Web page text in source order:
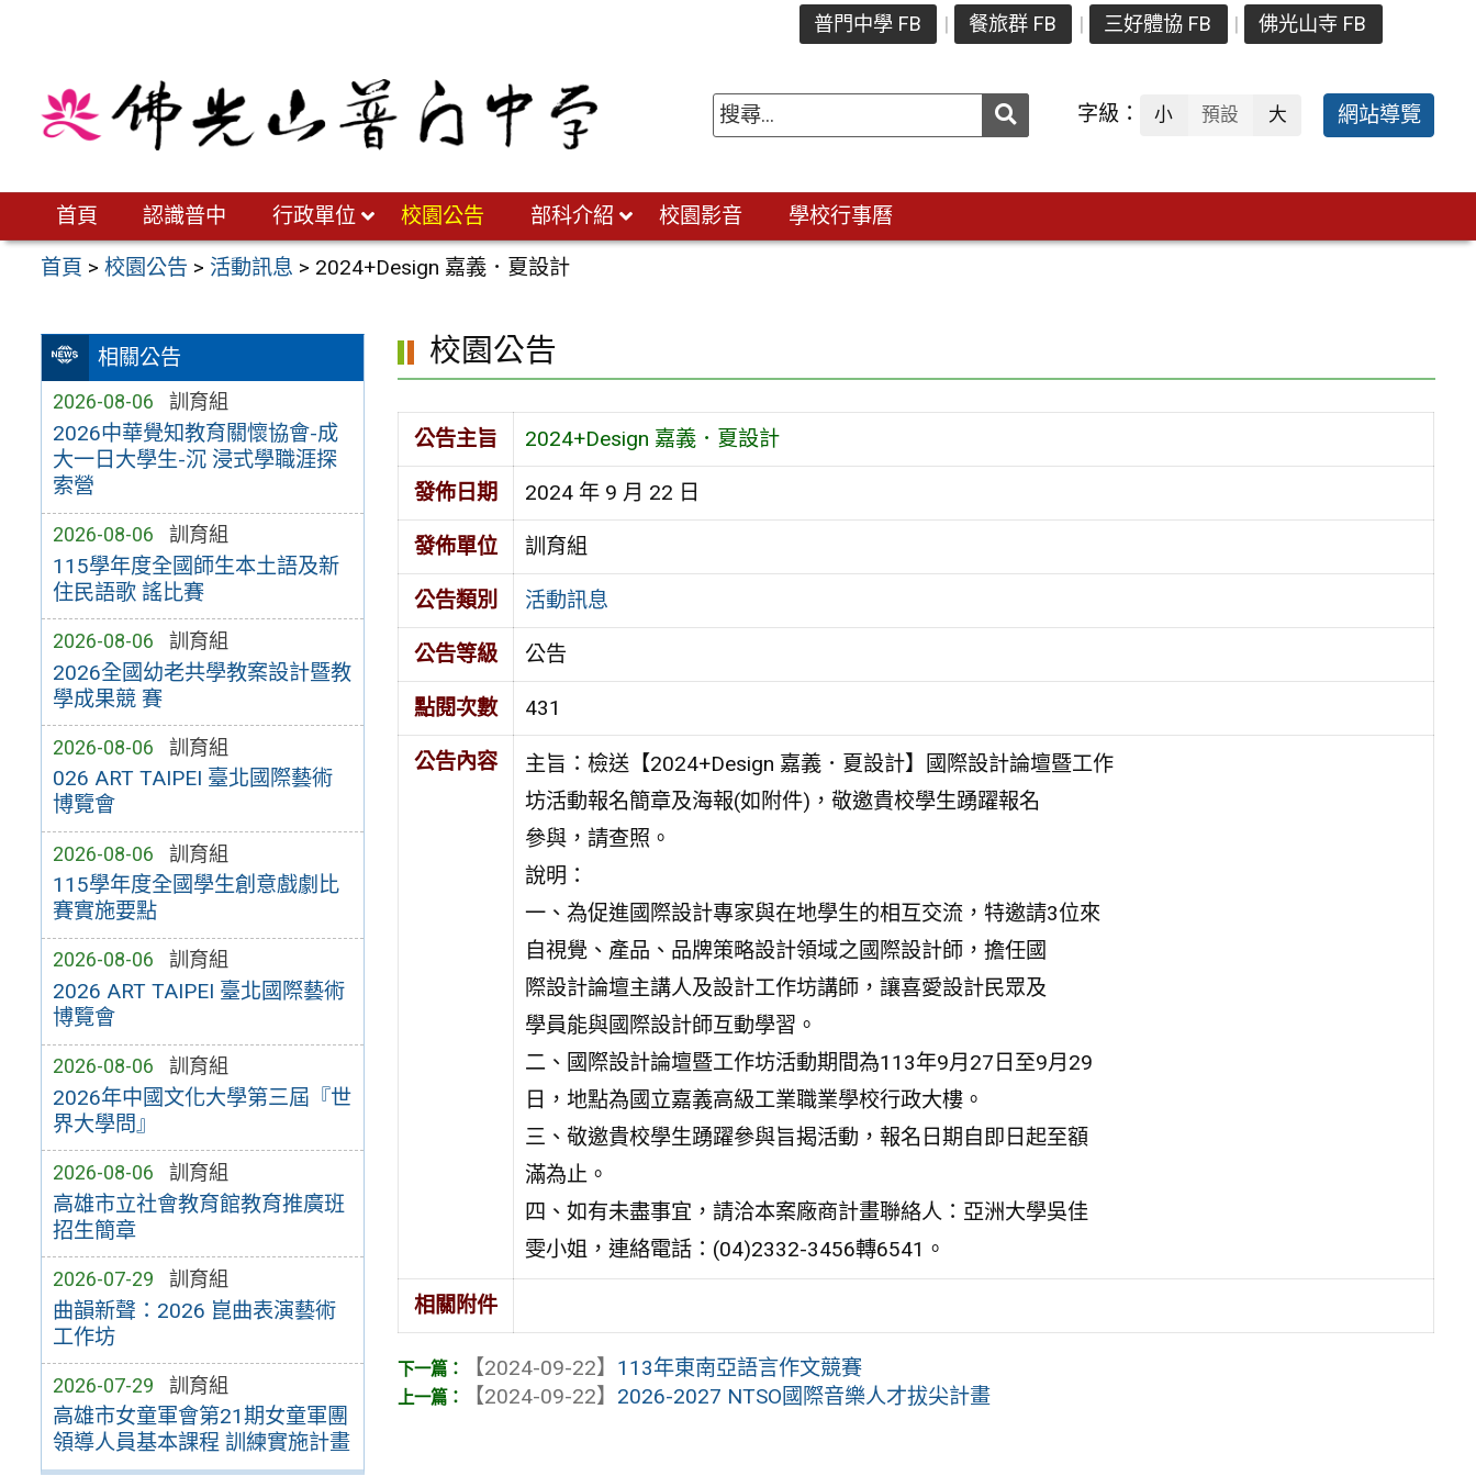
普門中學 FB 餐旅群 FB 三好體協 FB 佛光山寺 FB
送出 字級： 小 預設 大 網站導覽
首頁 認識普中 行政單位 校園公告 部科介紹 校園影音 學校行事曆
首頁 >校園公告 > 活動訊息 > 2024+Design 嘉義．夏設計
相關公告
2026-08-06 訓育組
2026中華覺知教育關懷協會-成
大一日大學生-沉 浸式學職涯探
索營
2026-08-06 訓育組
115學年度全國師生本土語及新
住民語歌 謠比賽
2026-08-06 訓育組
2026全國幼老共學教案設計暨教
學成果競 賽
2026-08-06 訓育組
026 ART TAIPEI 臺北國際藝術
博覽會
2026-08-06 訓育組
115學年度全國學生創意戲劇比
賽實施要點
2026-08-06 訓育組
2026 ART TAIPEI 臺北國際藝術
博覽會
2026-08-06 訓育組
2026年中國文化大學第三屆『世
界大學問』
2026-08-06 訓育組
高雄市立社會教育館教育推廣班
招生簡章
2026-07-29 訓育組
曲韻新聲：2026 崑曲表演藝術
工作坊
2026-07-29 訓育組
高雄市女童軍會第21期女童軍團
領導人員基本課程 訓練實施計畫
校園公告
公告主旨 2024+Design 嘉義．夏設計
發佈日期 2024 年 9 月 22 日
發佈單位 訓育組
公告類別 活動訊息
公告等級 公告
點閱次數 431
公告內容
主旨：檢送【2024+Design 嘉義．夏設計】國際設計論壇暨工作
坊活動報名簡章及海報(如附件)，敬邀貴校學生踴躍報名
參與，請查照。
說明：
一、為促進國際設計專家與在地學生的相互交流，特邀請3位來
自視覺、產品、品牌策略設計領域之國際設計師，擔任國
際設計論壇主講人及設計工作坊講師，讓喜愛設計民眾及
學員能與國際設計師互動學習。
二、國際設計論壇暨工作坊活動期間為113年9月27日至9月29
日，地點為國立嘉義高級工業職業學校行政大樓。
三、敬邀貴校學生踴躍參與旨揭活動，報名日期自即日起至額
滿為止。
四、如有未盡事宜，請洽本案廠商計畫聯絡人：亞洲大學吳佳
雯小姐，連絡電話：(04)2332-3456轉6541。
相關附件
【2024-09-22】 113年東南亞語言作文競賽
【2024-09-22】 2026-2027 NTSO國際音樂人才拔尖計畫